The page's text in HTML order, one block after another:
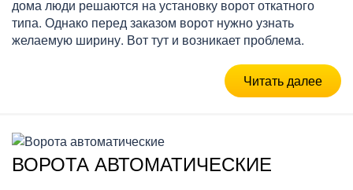
дома люди решаются на установку ворот откатного
типа. Однако перед заказом ворот нужно узнать
желаемую ширину. Вот тут и возникает проблема.
Читать далее
ВОРОТА АВТОМАТИЧЕСКИЕ